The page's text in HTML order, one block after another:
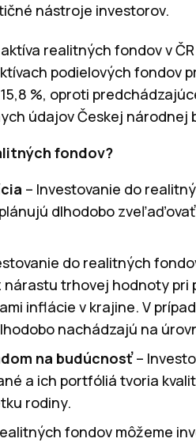
nástroje investorov.
realitných fondov v
podielových fondov
%, oproti
údajov Českej národnej
fondov?
– Investovanie do
dlhodobo
do realitných
nárastu trhovej hodnoty
inflácie v krajine. V
nachádzajú na
na budúcnosť–
a ich portfóliá tvoria
rodiny.
fondov môžeme